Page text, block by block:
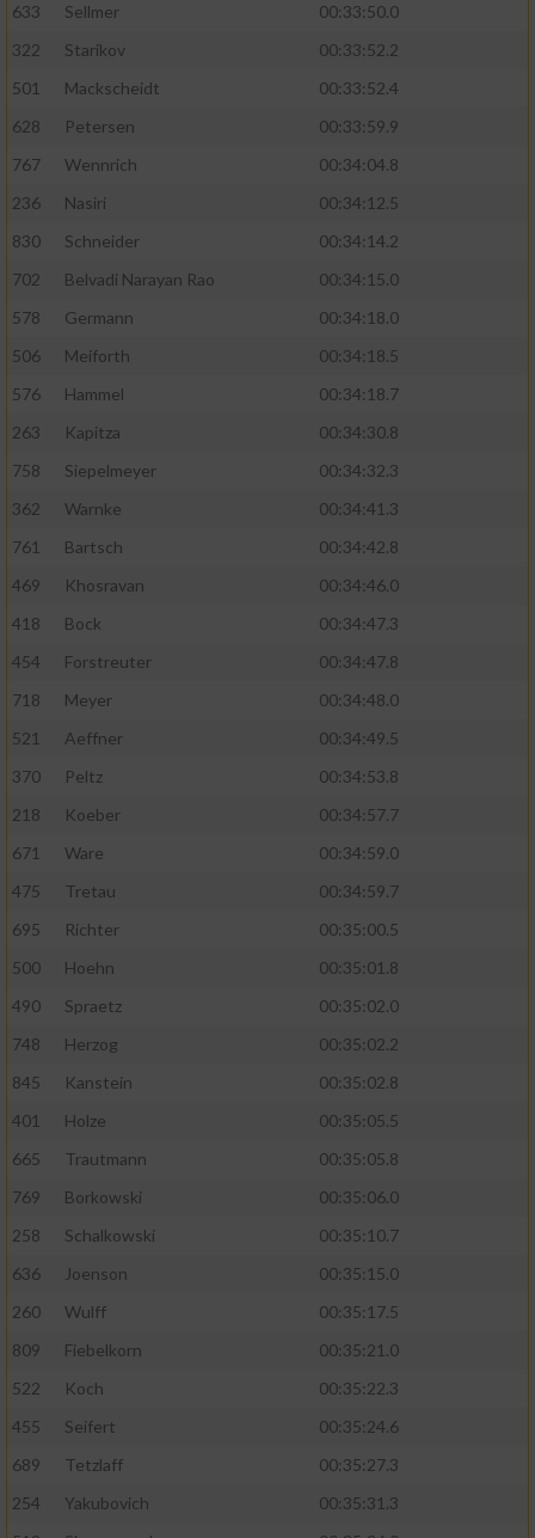
633
Sellmer
00:33:50.0
322
Starikov
00:33:52.2
501
Mackscheidt
00:33:52.4
628
Petersen
00:33:59.9
767
Wennrich
00:34:04.8
236
Nasiri
00:34:12.5
830
Schneider
00:34:14.2
702
Belvadi Narayan Rao
00:34:15.0
578
Germann
00:34:18.0
506
Meiforth
00:34:18.5
576
Hammel
00:34:18.7
263
Kapitza
00:34:30.8
758
Siepelmeyer
00:34:32.3
362
Warnke
00:34:41.3
761
Bartsch
00:34:42.8
469
Khosravan
00:34:46.0
418
Bock
00:34:47.3
454
Forstreuter
00:34:47.8
718
Meyer
00:34:48.0
521
Aeffner
00:34:49.5
370
Peltz
00:34:53.8
218
Koeber
00:34:57.7
671
Ware
00:34:59.0
475
Tretau
00:34:59.7
695
Richter
00:35:00.5
500
Hoehn
00:35:01.8
490
Spraetz
00:35:02.0
748
Herzog
00:35:02.2
845
Kanstein
00:35:02.8
401
Holze
00:35:05.5
665
Trautmann
00:35:05.8
769
Borkowski
00:35:06.0
258
Schalkowski
00:35:10.7
636
Joenson
00:35:15.0
260
Wulff
00:35:17.5
809
Fiebelkorn
00:35:21.0
522
Koch
00:35:22.3
455
Seifert
00:35:24.6
689
Tetzlaff
00:35:27.3
254
Yakubovich
00:35:31.3